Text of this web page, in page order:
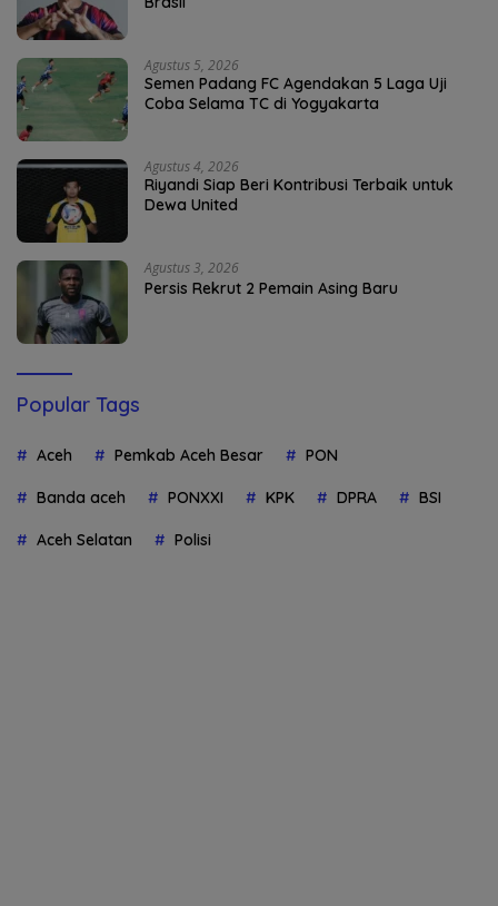
Agustus 5, 2026
Semen Padang FC Agendakan 5 Laga Uji
Coba Selama TC di Yogyakarta
Agustus 4, 2026
Riyandi Siap Beri Kontribusi Terbaik untuk
Dewa United
Agustus 3, 2026
Persis Rekrut 2 Pemain Asing Baru
Popular Tags
Aceh Pemkab Aceh Besar PON
Banda aceh PONXXI KPK DPRA BSI
Aceh Selatan Polisi